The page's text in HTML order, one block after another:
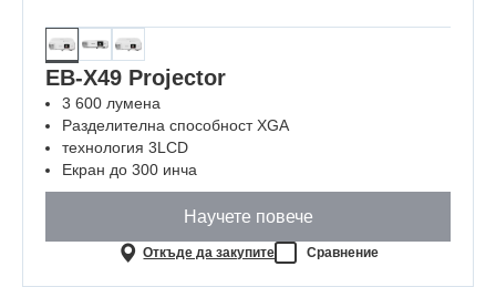
EB-X49 Projector
3 600 лумена
Разделителна способност XGA
технология 3LCD
Екран до 300 инча
Научете повече
Откъде да закупите Сравнение